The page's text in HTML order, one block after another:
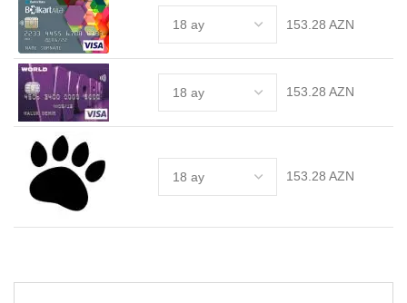
153.28 AZN
153.28 AZN
153.28 AZN